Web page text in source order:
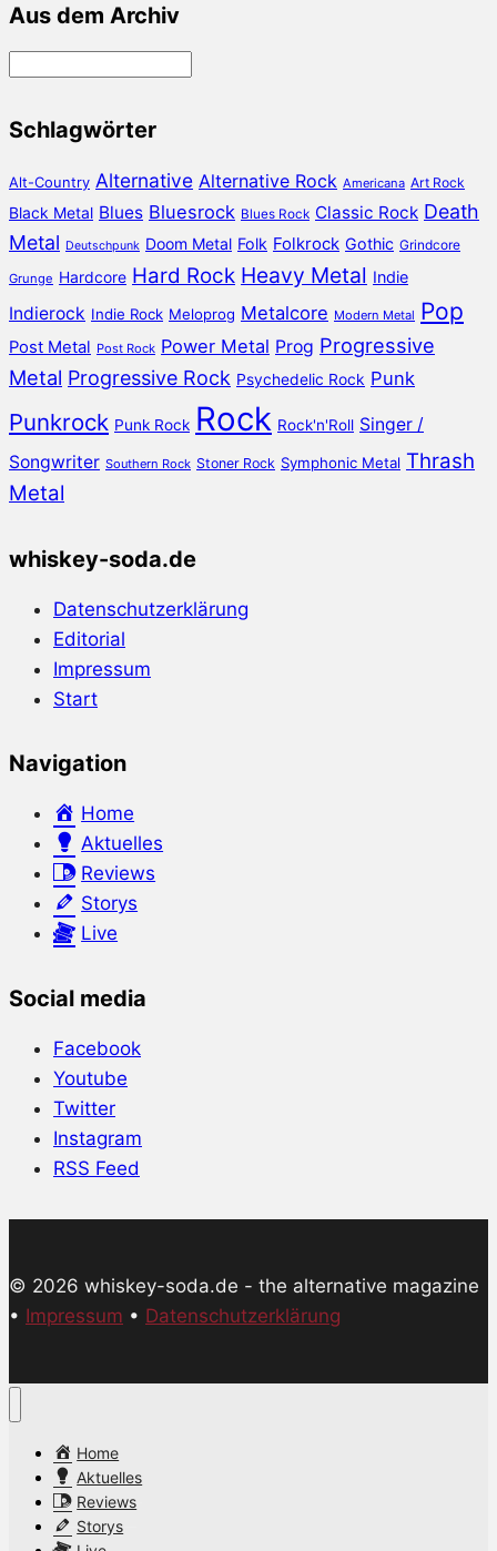
Aus dem Archiv
Archiv
Schlagwörter
Alt-Country Alternative Alternative Rock Americana Art Rock
Black Metal Blues Bluesrock Blues Rock Classic Rock Death
Metal Deutschpunk Doom Metal Folk Folkrock Gothic Grindcore
Grunge Hardcore Hard Rock Heavy Metal Indie
Indierock Indie Rock Meloprog Metalcore Modern Metal Pop
Post Metal Post Rock Power Metal Prog Progressive
Metal Progressive Rock Psychedelic Rock Punk
Punkrock Punk Rock Rock Rock'n'Roll Singer /
Songwriter Southern Rock Stoner Rock Symphonic Metal Thrash
Metal
whiskey-soda.de
Datenschutzerklärung
Editorial
Impressum
Start
Navigation
Home
Aktuelles
Reviews
Storys
Live
Social media
Facebook
Youtube
Twitter
Instagram
RSS Feed
© 2026 whiskey-soda.de - the alternative magazine
• Impressum • Datenschutzerklärung
Home
Aktuelles
Reviews
Storys